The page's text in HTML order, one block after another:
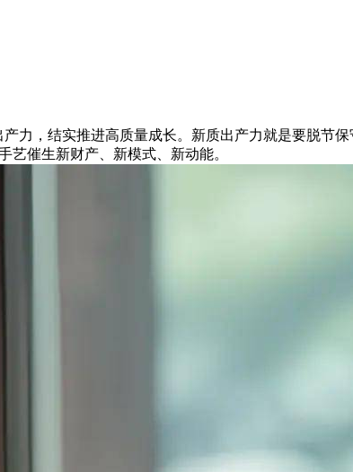
，结实推进高质量成长。新质出产力就是要脱节
艺催生新财产、新模式、新动能。